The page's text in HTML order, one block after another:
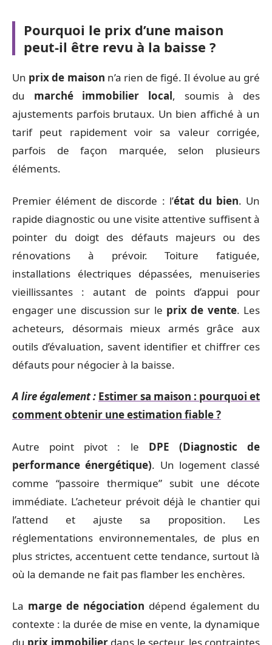
Pourquoi le prix d’une maison
peut-il être revu à la baisse ?
Un prix de maison n’a rien de figé. Il évolue au gré
du marché immobilier local, soumis à des
ajustements parfois brutaux. Un bien affiché à un
tarif peut rapidement voir sa valeur corrigée,
parfois de façon marquée, selon plusieurs
éléments.
Premier élément de discorde : l’état du bien. Un
rapide diagnostic ou une visite attentive suffisent à
pointer du doigt des défauts majeurs ou des
rénovations à prévoir. Toiture fatiguée,
installations électriques dépassées, menuiseries
vieillissantes : autant de points d’appui pour
engager une discussion sur le prix de vente. Les
acheteurs, désormais mieux armés grâce aux
outils d’évaluation, savent identifier et chiffrer ces
défauts pour négocier à la baisse.
A lire également : Estimer sa maison : pourquoi et
comment obtenir une estimation fiable ?
Autre point pivot : le DPE (Diagnostic de
performance énergétique). Un logement classé
comme “passoire thermique” subit une décote
immédiate. L’acheteur prévoit déjà le chantier qui
l’attend et ajuste sa proposition. Les
réglementations environnementales, de plus en
plus strictes, accentuent cette tendance, surtout là
où la demande ne fait pas flamber les enchères.
La marge de négociation dépend également du
contexte : la durée de mise en vente, la dynamique